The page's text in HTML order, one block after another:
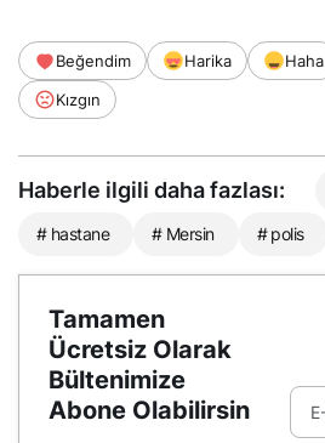
Beğendim Harika Haha
Kızgın
Haberle ilgili daha fazlası:
# hastane # Mersin # polis
Tamamen
Ücretsiz Olarak
Bültenimize
Abone Olabilirsin